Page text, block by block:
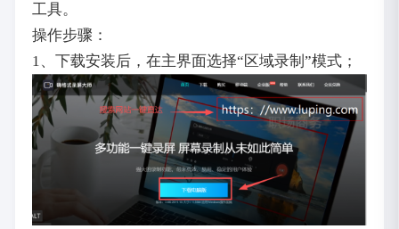
工具。
操作步骤：
1、下载安装后，在主界面选择“区域录制”模式；